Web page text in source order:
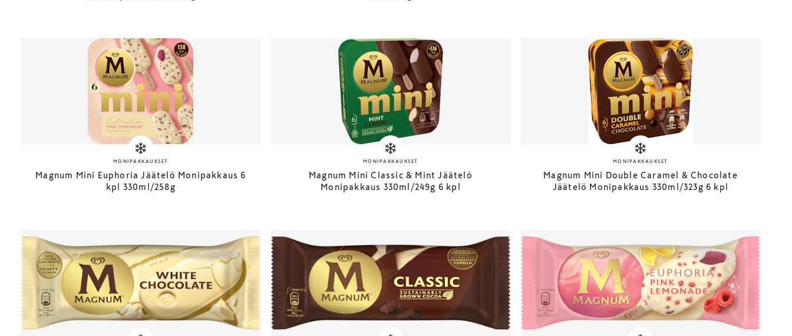
MONIPAKKAUKSET
Magnum Mini Euphoria Jäätelö Monipakkaus 6
kpl 330ml/258g
MONIPAKKAUKSET
Magnum Mini Classic & Mint Jäätelö
Monipakkaus 330ml/249g 6 kpl
MONIPAKKAUKSET
Magnum Mini Double Caramel & Chocolate
Jäätelö Monipakkaus 330ml/323g 6 kpl